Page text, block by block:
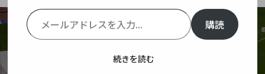
メールアドレスを入力...
購読
続きを読む